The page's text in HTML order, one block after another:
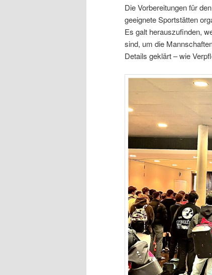
Die Vorbereitungen für
geeignete Sportstätten
Es galt herauszufinden,
sind, um die
Details geklärt – wie